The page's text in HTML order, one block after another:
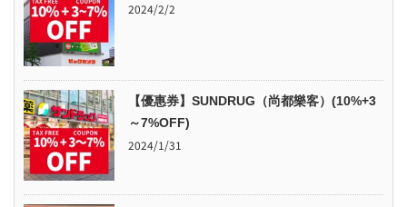
2024/2/2
【優惠券】SUNDRUG（尚都樂客）(10%+3
～7%OFF)
2024/1/31